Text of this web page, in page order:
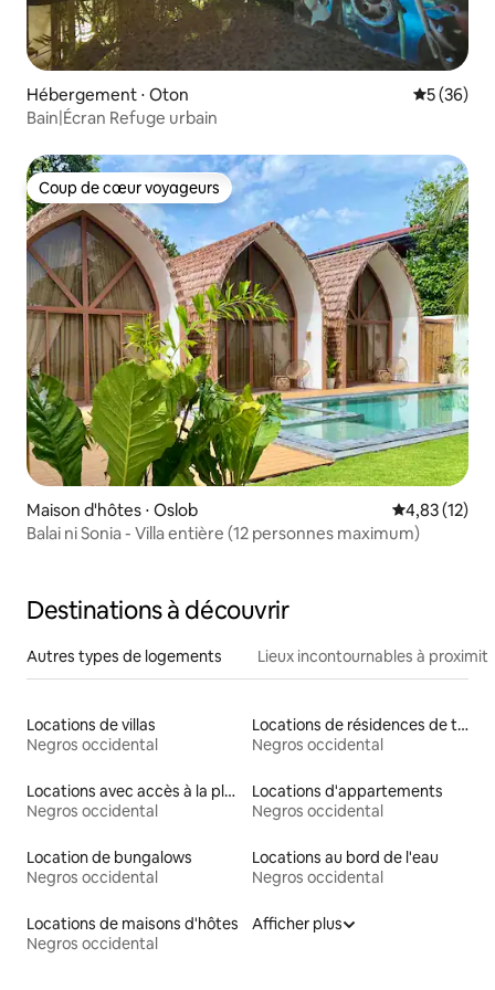
Hébergement ⋅ Oton
5 (36)
Bain|Écran Refuge urbain
Coup de cœur voyageurs
Coup de cœur voyageurs
Maison d'hôtes ⋅ Oslob Évaluation
4,83 (12)
Balai ni Sonia - Villa entière (12 personnes maximum)
Destinations à découvrir
Autres types de logements Lieux incontournables à
Locations de villas
Negros occidental
Locations de résidences de tourisme
Negros occidental
Locations avec accès à la plage
Negros occidental
Locations d'appartements
Negros occidental
Location de bungalows
Negros occidental
Locations au bord de l'eau
Negros occidental
Locations de maisons d'hôtes
Negros occidental
Afficher plus